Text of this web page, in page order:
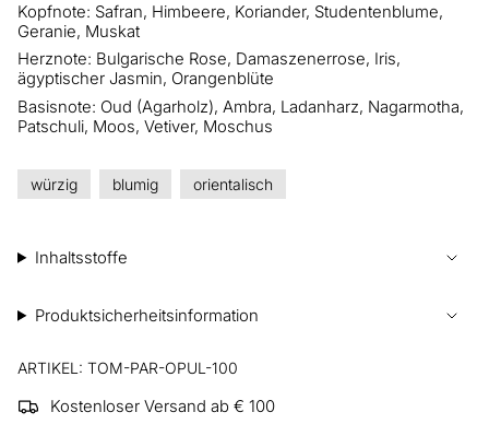
Kopfnote: Safran, Himbeere, Koriander, Studentenblume,
Geranie, Muskat
Herznote: Bulgarische Rose, Damaszenerrose, Iris,
ägyptischer Jasmin, Orangenblüte
Basisnote: Oud (Agarholz), Ambra, Ladanharz, Nagarmotha,
Patschuli, Moos, Vetiver, Moschus
würzig blumig orientalisch
Inhaltsstoffe
Produktsicherheitsinformation
ARTIKEL: TOM-PAR-OPUL-100
Kostenloser Versand ab € 100